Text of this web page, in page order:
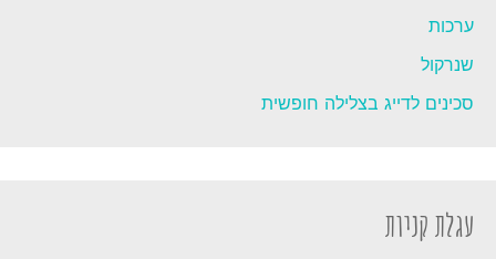
ערכות
שנרקול
סכינים לדייג בצלילה חופשית
עגלת קניות